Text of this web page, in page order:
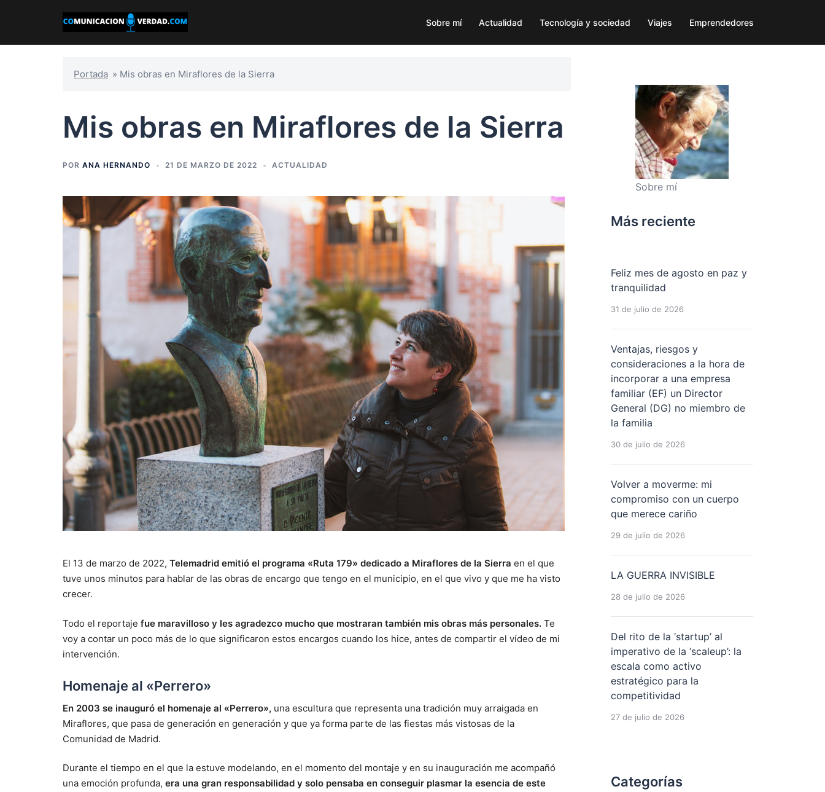
Sobre mí Actualidad Tecnología y sociedad Viajes Emprendedores
Portada » Mis obras en Miraflores de la Sierra
Mis obras en Miraflores de la Sierra
POR ANA HERNANDO 21 DE MARZO DE 2022 ACTUALIDAD
El 13 de marzo de 2022, Telemadrid emitió el programa «Ruta 179» dedicado a Miraflores de la Sierra en el que
tuve unos minutos para hablar de las obras de encargo que tengo en el municipio, en el que vivo y que me ha visto
crecer.
Todo el reportaje fue maravilloso y les agradezco mucho que mostraran también mis obras más personales. Te
voy a contar un poco más de lo que significaron estos encargos cuando los hice, antes de compartir el vídeo de mi
intervención.
Homenaje al «Perrero»
En 2003 se inauguró el homenaje al «Perrero», una escultura que representa una tradición muy arraigada en
Miraflores, que pasa de generación en generación y que ya forma parte de las fiestas más vistosas de la
Comunidad de Madrid.
Durante el tiempo en el que la estuve modelando, en el momento del montaje y en su inauguración me acompañó
una emoción profunda, era una gran responsabilidad y solo pensaba en conseguir plasmar la esencia de este
Sobre mí
Más reciente
Feliz mes de agosto en paz y
tranquilidad
31 de julio de 2026
Ventajas, riesgos y
consideraciones a la hora de
incorporar a una empresa
familiar (EF) un Director
General (DG) no miembro de
la familia
30 de julio de 2026
Volver a moverme: mi
compromiso con un cuerpo
que merece cariño
29 de julio de 2026
LA GUERRA INVISIBLE
28 de julio de 2026
Del rito de la ‘startup’ al
imperativo de la ‘scaleup’: la
escala como activo
estratégico para la
competitividad
27 de julio de 2026
Categorías